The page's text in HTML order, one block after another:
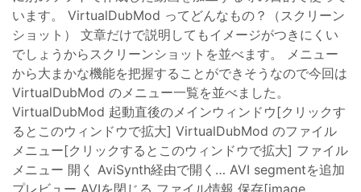
います。 VirtualDubMod ってどんなもの？（スクリーン
ショット） 文章だけで説明してもイメージがつきにくい
でしょうからスクリーンショットを並べます。 メニュー
から大まかな機能を把握することができそうなので今回は
VirtualDubMod のメニュー一覧を並べました。
VirtualDubMod 起動直後のメインウィンドウ[クリックす
るとこのウィンドウで拡大] VirtualDubMod のファイル
メニュー[クリックするとこのウィンドウで拡大] ファイル
メニュー 開く AviSynth経由で開く… AVI segmentを追加
プレビュー AVIを閉じる ファイル情報 保存[image